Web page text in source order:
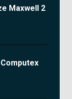
Maxwell 2